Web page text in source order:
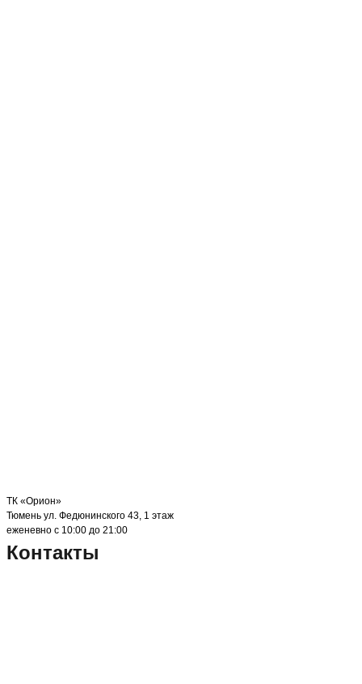
ТК «Орион»
Тюмень ул. Федюнинского 43, 1 этаж
еженевно с 10:00 до 21:00
Контакты